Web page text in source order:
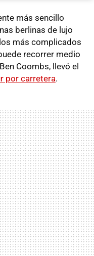
más sencillo
berlinas de lujo
más complicados
recorrer medio
Coombs, llevó el
por carretera.